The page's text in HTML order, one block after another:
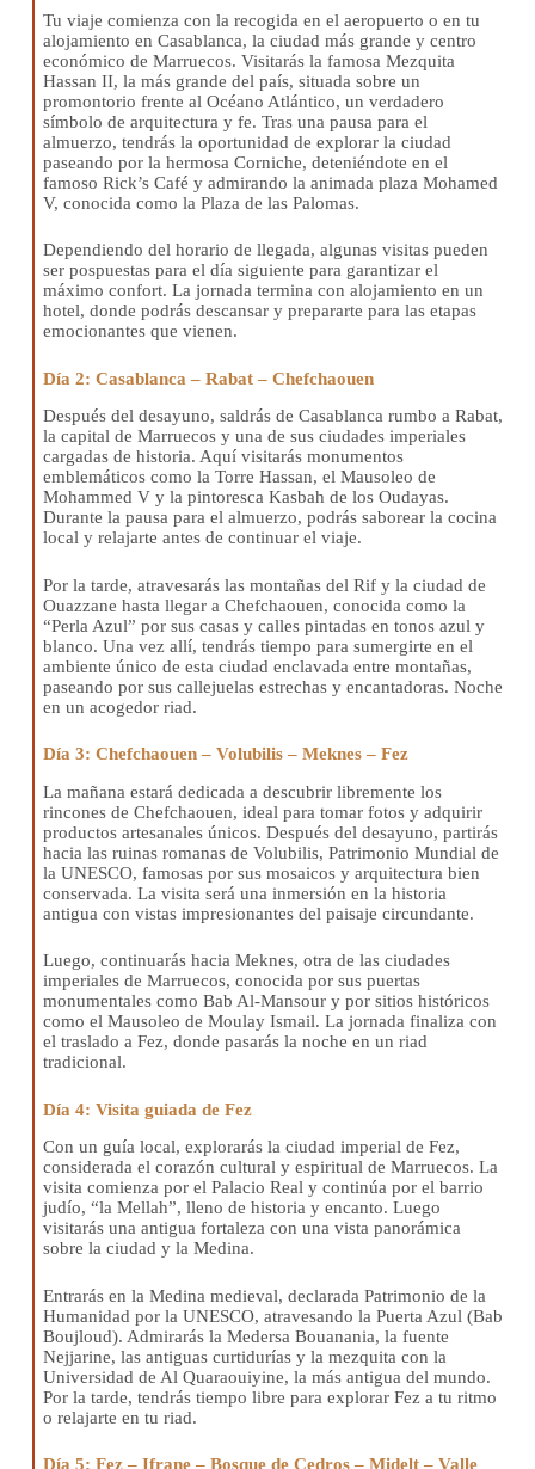
Tu viaje comienza con la recogida en el aeropuerto o en tu
alojamiento en Casablanca, la ciudad más grande y centro
económico de Marruecos. Visitarás la famosa Mezquita
Hassan II, la más grande del país, situada sobre un
promontorio frente al Océano Atlántico, un verdadero
símbolo de arquitectura y fe. Tras una pausa para el
almuerzo, tendrás la oportunidad de explorar la ciudad
paseando por la hermosa Corniche, deteniéndote en el
famoso Rick’s Café y admirando la animada plaza Mohamed
V, conocida como la Plaza de las Palomas.
Dependiendo del horario de llegada, algunas visitas pueden
ser pospuestas para el día siguiente para garantizar el
máximo confort. La jornada termina con alojamiento en un
hotel, donde podrás descansar y prepararte para las etapas
emocionantes que vienen.
Día 2: Casablanca – Rabat – Chefchaouen
Después del desayuno, saldrás de Casablanca rumbo a Rabat,
la capital de Marruecos y una de sus ciudades imperiales
cargadas de historia. Aquí visitarás monumentos
emblemáticos como la Torre Hassan, el Mausoleo de
Mohammed V y la pintoresca Kasbah de los Oudayas.
Durante la pausa para el almuerzo, podrás saborear la cocina
local y relajarte antes de continuar el viaje.
Por la tarde, atravesarás las montañas del Rif y la ciudad de
Ouazzane hasta llegar a Chefchaouen, conocida como la
“Perla Azul” por sus casas y calles pintadas en tonos azul y
blanco. Una vez allí, tendrás tiempo para sumergirte en el
ambiente único de esta ciudad enclavada entre montañas,
paseando por sus callejuelas estrechas y encantadoras. Noche
en un acogedor riad.
Día 3: Chefchaouen – Volubilis – Meknes – Fez
La mañana estará dedicada a descubrir libremente los
rincones de Chefchaouen, ideal para tomar fotos y adquirir
productos artesanales únicos. Después del desayuno, partirás
hacia las ruinas romanas de Volubilis, Patrimonio Mundial de
la UNESCO, famosas por sus mosaicos y arquitectura bien
conservada. La visita será una inmersión en la historia
antigua con vistas impresionantes del paisaje circundante.
Luego, continuarás hacia Meknes, otra de las ciudades
imperiales de Marruecos, conocida por sus puertas
monumentales como Bab Al-Mansour y por sitios históricos
como el Mausoleo de Moulay Ismail. La jornada finaliza con
el traslado a Fez, donde pasarás la noche en un riad
tradicional.
Día 4: Visita guiada de Fez
Con un guía local, explorarás la ciudad imperial de Fez,
considerada el corazón cultural y espiritual de Marruecos. La
visita comienza por el Palacio Real y continúa por el barrio
judío, “la Mellah”, lleno de historia y encanto. Luego
visitarás una antigua fortaleza con una vista panorámica
sobre la ciudad y la Medina.
Entrarás en la Medina medieval, declarada Patrimonio de la
Humanidad por la UNESCO, atravesando la Puerta Azul (Bab
Boujloud). Admirarás la Medersa Bouanania, la fuente
Nejjarine, las antiguas curtidurías y la mezquita con la
Universidad de Al Quaraouiyine, la más antigua del mundo.
Por la tarde, tendrás tiempo libre para explorar Fez a tu ritmo
o relajarte en tu riad.
Día 5: Fez – Ifrane – Bosque de Cedros – Midelt – Valle